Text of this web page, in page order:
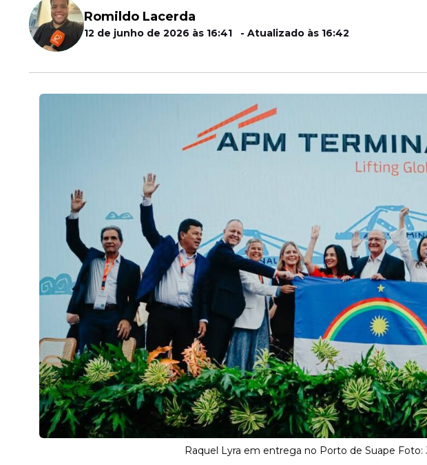
Romildo Lacerda
12 de junho de 2026 às 16:41 - Atualizado às 16:42
Raquel Lyra em entrega no Porto de Suape Foto: